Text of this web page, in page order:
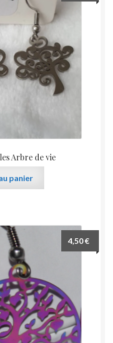
Arbre de vie
panier
4,50€